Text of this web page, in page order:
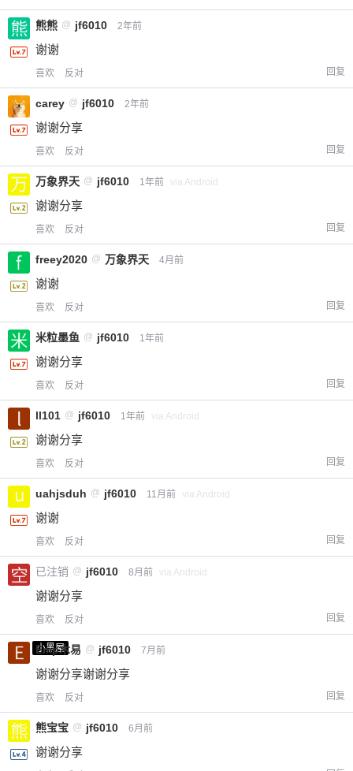
熊熊 @ jf6010 2年前
谢谢
喜欢 反对 回复
carey @ jf6010 2年前
谢谢分享
喜欢 反对 回复
万象界天 @ jf6010 1年前 via Android
谢谢分享
喜欢 反对 回复
freey2020 @ 万象界天 4月前
谢谢
喜欢 反对 回复
米粒墨鱼 @ jf6010 1年前
谢谢分享
喜欢 反对 回复
ll101 @ jf6010 1年前 via Android
谢谢分享
喜欢 反对 回复
uahjsduh @ jf6010 11月前 via Android
谢谢
喜欢 反对 回复
已注销 @ jf6010 8月前 via Android
谢谢分享
喜欢 反对 回复
小黑屋
Emp木易 @ jf6010 7月前
谢谢分享谢谢分享
喜欢 反对 回复
熊宝宝 @ jf6010 6月前
谢谢分享